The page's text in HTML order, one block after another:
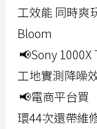
工效能 同時爽
Bloom
📢Sony 1000X
工地實測降噪
📢電商平台買
環44次還帶維